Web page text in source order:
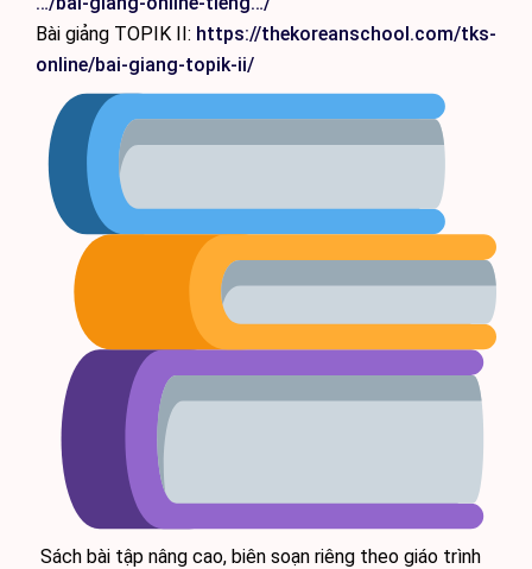
Bài giảng TOPIK II: https://thekoreanschool.com/tks-
online/bai-giang-topik-ii/
Sách bài tập nâng cao, biên soạn riêng theo giáo trình